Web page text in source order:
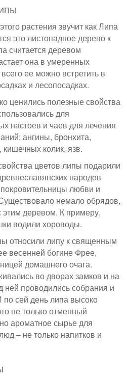
растения звучит как Липа
это листопадное дерево к
считается деревом
она в умеренных
ее можно встретить в
и лесопосадках.
ценились полезные свойства
для
настоев и чаев для лечения
ангины, бронхита,
колик, язв.
цветов липы подарили
народов
любви и
немало обрядов,
деревом. К примеру,
водили хороводы.
относили липу к священным
весенней богине Фрее,
домашнего очага.
во дворах замков и на
ней проводились собрания и
сей день липа высоко
не только отменный
ароматное сырье для
– не только напитков и